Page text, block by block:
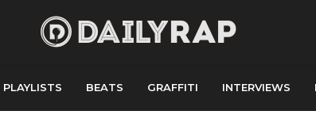
PLAYLISTS BEATS GRAFFITI INTERVIEWS